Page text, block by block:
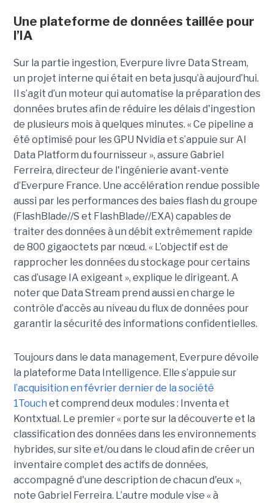
Une plateforme de données taillée pour
l’IA
Sur la partie ingestion, Everpure livre Data Stream,
un projet interne qui était en beta jusqu’à aujourd’hui.
Il s’agit d’un moteur qui automatise la préparation des
données brutes afin de réduire les délais d'ingestion
de plusieurs mois à quelques minutes. « Ce pipeline a
été optimisé pour les GPU Nvidia et s’appuie sur AI
Data Platform du fournisseur », assure Gabriel
Ferreira, directeur de l'ingénierie avant-vente
d’Everpure France. Une accélération rendue possible
aussi par les performances des baies flash du groupe
(FlashBlade//S et FlashBlade//EXA) capables de
traiter des données à un débit extrêmement rapide
de 800 gigaoctets par nœud. « L’objectif est de
rapprocher les données du stockage pour certains
cas d’usage IA exigeant », explique le dirigeant. A
noter que Data Stream prend aussi en charge le
contrôle d’accès au niveau du flux de données pour
garantir la sécurité des informations confidentielles.
Toujours dans le data management, Everpure dévoile
la plateforme Data Intelligence. Elle s’appuie sur
l’acquisition en février dernier de la société
1Touch et comprend deux modules : Inventa et
Kontxtual. Le premier « porte sur la découverte et la
classification des données dans les environnements
hybrides, sur site et/ou dans le cloud afin de créer un
inventaire complet des actifs de données,
accompagné d'une description de chacun d'eux »,
note Gabriel Ferreira. L’autre module vise « à